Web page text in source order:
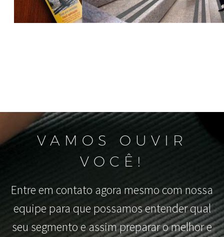
VAMOS OUVIR
VOCÊ!
Entre em contato agora mesmo com nossa
equipe para que possamos entender qual
seu segmento e assim preparar o melhor e